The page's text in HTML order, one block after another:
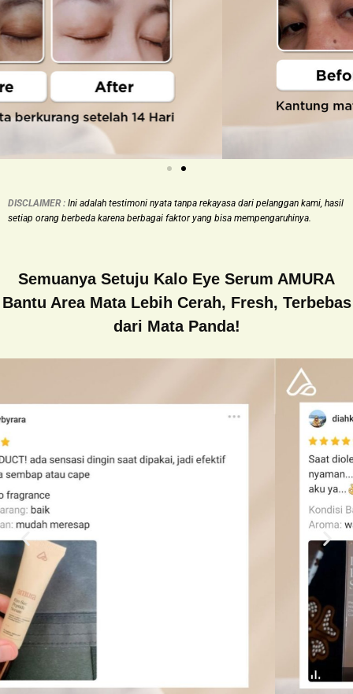
DISCLAIMER : Ini adalah testimoni nyata tanpa rekayasa dari pelanggan kami, hasil
setiap orang berbeda karena berbagai faktor yang bisa mempengaruhinya.
Semuanya Setuju Kalo Eye Serum AMURA
Bantu Area Mata Lebih Cerah, Fresh, Terbebas
dari Mata Panda!